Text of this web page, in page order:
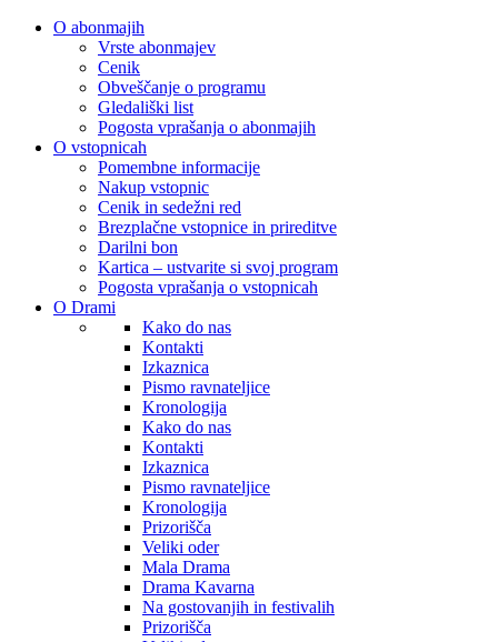
O abonmajih
Vrste abonmajev
Cenik
Obveščanje o programu
Gledališki list
Pogosta vprašanja o abonmajih
O vstopnicah
Pomembne informacije
Nakup vstopnic
Cenik in sedežni red
Brezplačne vstopnice in prireditve
Darilni bon
Kartica – ustvarite si svoj program
Pogosta vprašanja o vstopnicah
O Drami
Kako do nas
Kontakti
Izkaznica
Pismo ravnateljice
Kronologija
Kako do nas
Kontakti
Izkaznica
Pismo ravnateljice
Kronologija
Prizorišča
Veliki oder
Mala Drama
Drama Kavarna
Na gostovanjih in festivalih
Prizorišča